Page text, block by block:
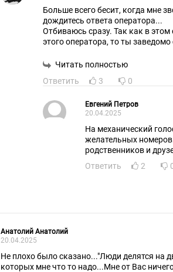
Больше всего бесит, когда мне
дождитесь ответа оператора...
Отбиваюсь сразу. Так как в
этого оператора, то ты
Читать полностью
Ответить
3 0
Евгений Петров
20.04.2025
На механический
желательных
родственников и
Ответить
2
Анатолий Анатолий
20.04.2025
Не плохо было сказано..."Люди делятся на
которых мне что то надо...Мне от Вас